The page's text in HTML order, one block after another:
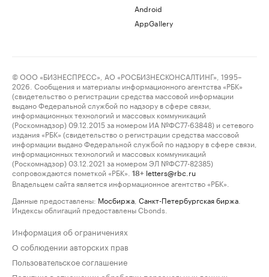
Android
AppGallery
© ООО «БИЗНЕСПРЕСС», АО «РОСБИЗНЕСКОНСАЛТИНГ», 1995–
2026. Сообщения и материалы информационного агентства «РБК»
(свидетельство о регистрации средства массовой информации
выдано Федеральной службой по надзору в сфере связи,
информационных технологий и массовых коммуникаций
(Роскомнадзор) 09.12.2015 за номером ИА №ФС77-63848) и сетевого
издания «РБК» (свидетельство о регистрации средства массовой
информации выдано Федеральной службой по надзору в сфере связи,
информационных технологий и массовых коммуникаций
(Роскомнадзор) 03.12.2021 за номером ЭЛ №ФС77-82385)
сопровождаются пометкой «РБК».
18+ letters@rbc.ru
Владельцем сайта является информационное агентство «РБК».
Данные предоставлены: Мосбиржа Санкт-Петербургская биржа
Индексы облигаций предоставлены Cbonds.
Информация об ограничениях
О соблюдении авторских прав
Пользовательское соглашение